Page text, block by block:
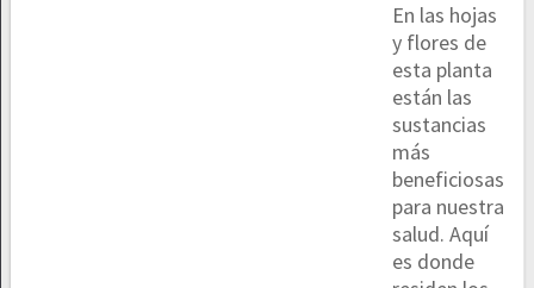
En las hojas
y flores de
esta planta
están las
sustancias
más
beneficiosas
para nuestra
salud. Aquí
es donde